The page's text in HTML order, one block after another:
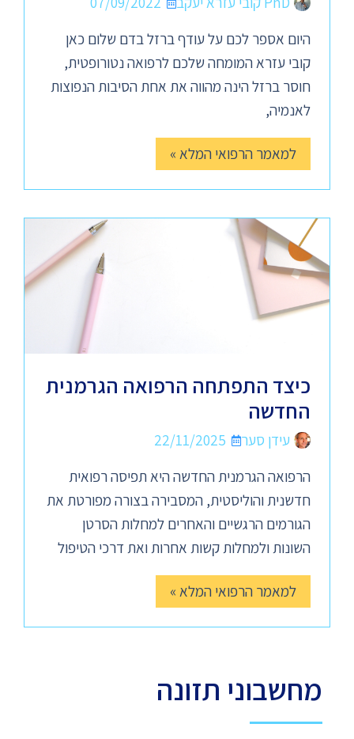
היום אספר לכם על עודף ברזל בדם שלום כאן
קובי עזרא המומחה שלכם לרפואה נטורופטית,
חוסר ברזל הינה מהווה את אחת הסיבות הנפוצות
לאנמיה,
למאמר הרפואי המלא »
כיצד התפתחה הרפואה הגרמנית
החדשה
עידן סער
22/11/2025
הרפואה הגרמנית החדשה היא תפיסה רפואית
חדשנית והוליסטית, המסבירה בצורה מפורטת את
הגורמים הרגשיים והאחרים למחלות הסרטן
השונות ולמחלות קשות אחרות ואת דרכי הטיפול
למאמר הרפואי המלא »
מחשבוני תזונה